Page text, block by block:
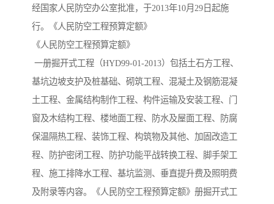
经国家人民防空办公室批准，于2013年10月29日起施
行。《人民防空工程预算定额》
《人民防空工程预算定额》
一册掘开式工程（HYD99-01-2013）包括土石方工程、
基坑边坡支护及桩基础、砌筑工程、混凝土及钢筋混凝
土工程、金属结构制作工程、构件运输及安装工程、门
窗及木结构工程、楼地面工程、防水及屋面工程、防腐
保温隔热工程、装饰工程、构筑物及其他、加固改造工
程、防护密闭工程、防护功能平战转换工程、脚手架工
程、施工排降水工程、基坑监测、垂直提升费及照明费
及附录等内容。《人民防空工程预算定额》册掘开式工
海南省建设工程预算定额
电力工程预算概算定额 重庆市建设工程计价定额
江苏省建设工程计价定额 深圳市建设工程消耗量定
额
四川省清单定额 河南省建设工程预算定额
云南省建设工程预算定额 2020民法典
陕西省水利工程概预算定 宁夏建设工程计价定额